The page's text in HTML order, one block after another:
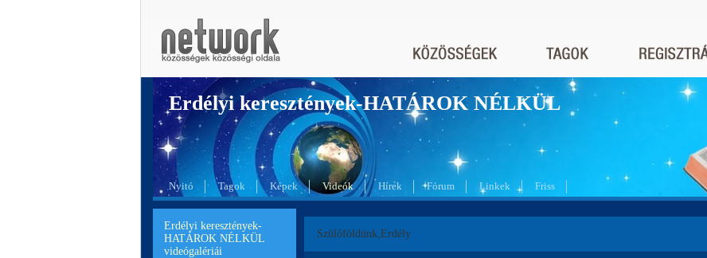
Erdélyi keresztények-HATÁROK NÉLKÜL
Nyitó Tagok Képek Videók Hírek Fórum Linkek Friss
Erdélyi keresztények-
HATÁROK NÉLKÜL
videógalériái
Szülőföldünk,Erdély